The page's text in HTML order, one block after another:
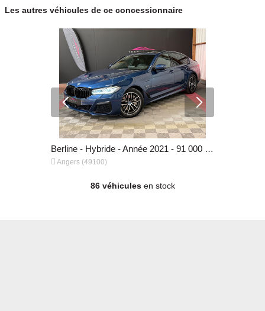
Les autres véhicules de ce concessionnaire
Berline - Hybride - Année 2021 - 91 000 km, 39 990 €
 Angers (49100)
86 véhiculesen stock